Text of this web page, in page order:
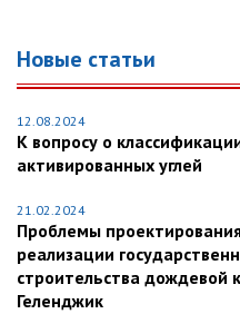
Новые статьи
12.08.2024
К вопросу о
активированных углей
21.02.2024
Проблемы
реализации
строительства дождевой
Геленджик